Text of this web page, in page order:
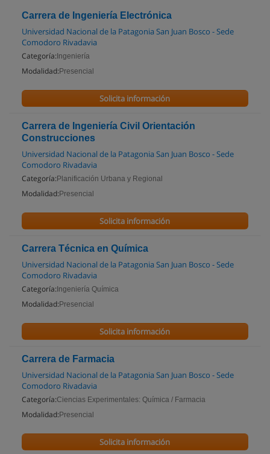
Carrera de Ingeniería Electrónica
Universidad Nacional de la Patagonia San Juan Bosco - Sede
Comodoro Rivadavia
Categoría: Ingeniería
Modalidad: Presencial
Solicita información
Carrera de Ingeniería Civil Orientación
Construcciones
Universidad Nacional de la Patagonia San Juan Bosco - Sede
Comodoro Rivadavia
Categoría: Planificación Urbana y Regional
Modalidad: Presencial
Solicita información
Carrera Técnica en Química
Universidad Nacional de la Patagonia San Juan Bosco - Sede
Comodoro Rivadavia
Categoría: Ingeniería Química
Modalidad: Presencial
Solicita información
Carrera de Farmacia
Universidad Nacional de la Patagonia San Juan Bosco - Sede
Comodoro Rivadavia
Categoría:Ciencias Experimentales: Química / Farmacia
Modalidad: Presencial
Solicita información